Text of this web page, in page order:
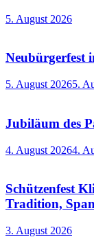
5. August 2026
Neubürgerfest
5. August 20265.
Jubiläum des
4. August 20264.
Schützenfest
Tradition,
3. August 2026